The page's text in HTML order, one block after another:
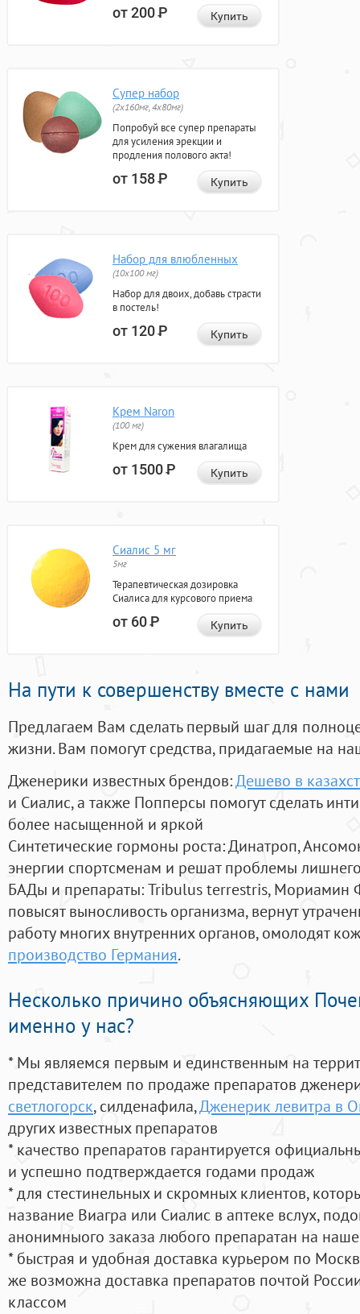
от 200Р Купить
Супер набор
(2х160мг, 4х80мг)
Попробуй все супер препараты
для усиления эрекции и
продления полового акта!
от 158Р Купить
Набор для влюбленных
(10х100 мг)
Набор для двоих, добавь страсти
в постель!
от 120Р Купить
Крем Naron
(100 мг)
Крем для сужения влагалища
от 1500Р Купить
Сиалис 5 мг
5мг
Терапевтическая дозировка
Сиалиса для курсового приема
от 60Р Купить
На пути к совершенству вместе с нами
Предлагаем Вам сделать первый шаг для
жизни. Вам помогут средства, придагаемые на
Дженерики известных брендов:Дешево в
и Сиалис, а также Попперсы помогут сделать
более насыщенной и яркой
Синтетические гормоны роста: Динатроп,
энергии спортсменам и решат проблемы
БАДы и препараты:Tribulus terrestris, Мориамин
повысят выносливость организма, вернут
работу многих внутренних органов, омолодят
производство Германия.
Несколько причино объясняющих
именно у нас?
* Мы являемся первым и единственным на
представителем по продаже препаратов
светлогорск, силденафила,Дженерик левитра в
других известных препаратов
* качество препаратов гарантируется
и успешно подтверждается годами продаж
* для стестинельных и скромных клиентов,
название Виагра или Сиалис в аптеке вслух,
анонимныого заказа любого препаратан на
* быстрая и удобная доставка курьером по
же возможна доставка препаратов почтой
классом